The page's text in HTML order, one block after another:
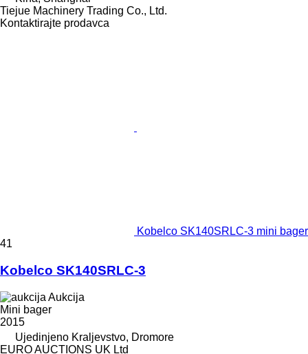
Tiejue Machinery Trading Co., Ltd.
Kontaktirajte prodavca
Kobelco SK140SRLC-3 mini bager
41
Kobelco SK140SRLC-3
Aukcija
Mini bager
2015
Ujedinjeno Kraljevstvo, Dromore
EURO AUCTIONS UK Ltd